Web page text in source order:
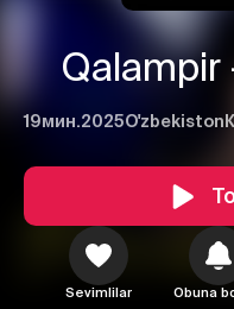
Qalampir
19мин.2025O'zbekiston
Sevimlilar Obuna
Bekor qilish